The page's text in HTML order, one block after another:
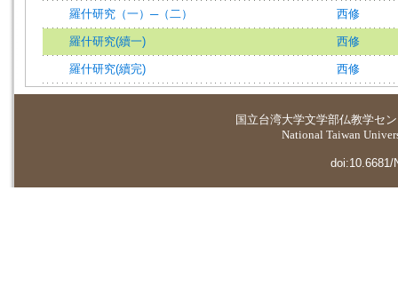
羅什研究（一）─（二） 西修
羅什研究(續一) 西修
羅什研究(續完) 西修
国立台湾大学文学部仏教学セ
National Taiwan
doi:10.6681/